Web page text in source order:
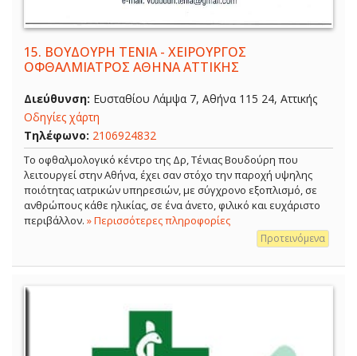
15. ΒΟΥΔΟΥΡΗ ΤΕΝΙΑ - ΧΕΙΡΟΥΡΓΟΣ
ΟΦΘΑΛΜΙΑΤΡΟΣ ΑΘΗΝΑ ΑΤΤΙΚΗΣ
Διεύθυνση: Ευσταθίου Λάμψα 7, Αθήνα 115 24, Αττικής
Οδηγίες χάρτη
Τηλέφωνο: 2106924832
Το οφθαλμολογικό κέντρο της Δρ, Τένιας Βουδούρη που
λειτουργεί στην Αθήνα, έχει σαν στόχο την παροχή υψηλης
ποιότητας ιατρικών υπηρεσιών, με σύγχρονο εξοπλισμό, σε
ανθρώπους κάθε ηλικίας, σε ένα άνετο, φιλικό και ευχάριστο
περιβάλλον. » Περισσότερες πληροφορίες
Προτεινόμενα